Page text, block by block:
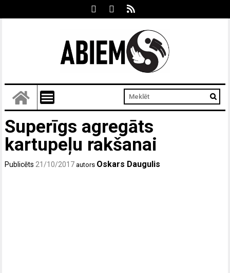
Superīgs agregāts
kartupeļu rakšanai
Publicēts 21/10/2017 autors Oskars Daugulis